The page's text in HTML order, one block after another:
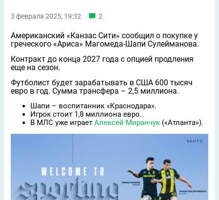
3 февраля 2025, 19:32 2
Американский «Канзас Сити» сообщил о покупке у
греческого «Ариса» Магомеда-Шапи Сулейманова.
Контракт до конца 2027 года с опцией продления
еще на сезон.
Футболист будет зарабатывать в США 600 тысяч
евро в год. Сумма трансфера – 2,5 миллиона.
Шапи – воспитанник «Краснодара».
Игрок стоит 1,8 миллиона евро.
В МЛС уже играет Алексей Миранчук («Атланта»).